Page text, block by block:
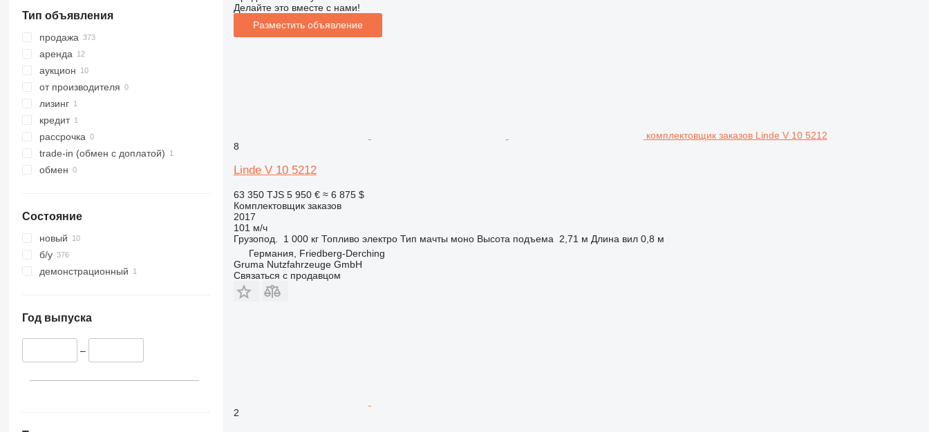
Тип объявления
продажа
аренда
аукцион
от производителя
лизинг
кредит
рассрочка
trade-in (обмен с доплатой)
обмен
Состояние
новый
б/у
демонстрационный
Год выпуска
–
Делайте это вместе с нами!
Разместить объявление
комплектовщик заказов Linde V 10 5212
8
Linde V 10 5212
63 350 TJS 5 950 € ≈ 6 875 $
Комплектовщик заказов
2017
101 м/ч
Грузопод.
1 000 кг Топливо электро Тип мачты моно Высота подъема 2,71 м Длина вил 0,8 м
Германия, Friedberg-Derching
Gruma Nutzfahrzeuge GmbH
Связаться с продавцом
2